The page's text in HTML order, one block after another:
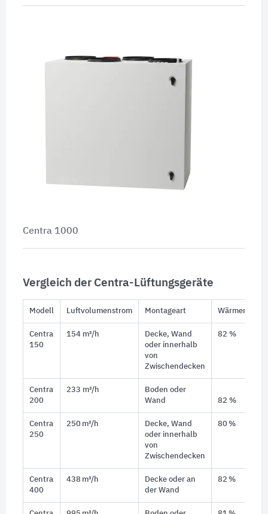
Centra 1000
Vergleich der Centra-Lüftungsgeräte
Modell Luftvolumenstrom Montageart
Centra
150
154 m³/h
Decke, Wand
oder innerhalb
von
Zwischendecken
82 %
Centra
200
233 m³/h
Boden oder
Wand
82 %
Centra
250
250 m³/h
Decke, Wand
oder innerhalb
von
Zwischendecken
80 %
Centra
400
438 m³/h
Decke oder an
der Wand
82 %